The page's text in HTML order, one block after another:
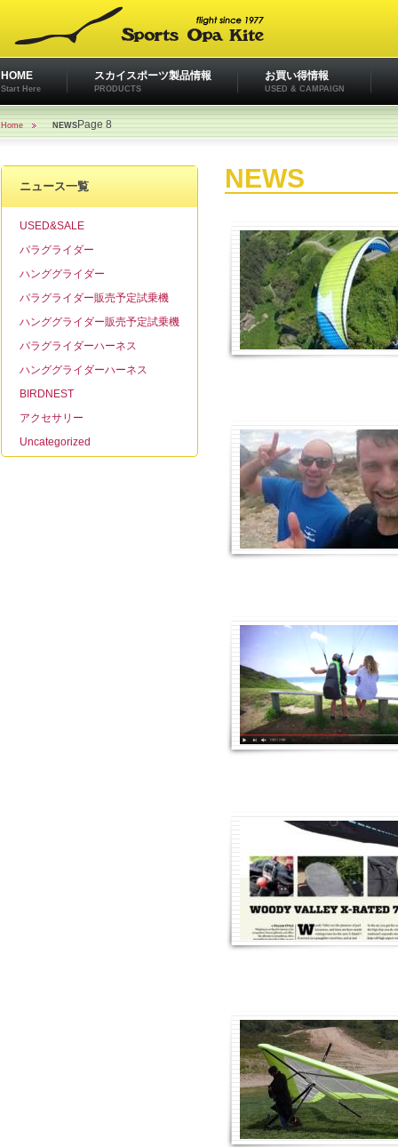
HOME
Start Here
スカイスポーツ製品情報
PRODUCTS
お買い得情報
USED & CAMPAIGN
Home NEWS Page 8
ニュース一覧
USED&SALE
パラグライダー
ハンググライダー
パラグライダー販売予定試乗機
ハンググライダー販売予定試乗機
パラグライダーハーネス
ハンググライダーハーネス
BIRDNEST
アクセサリー
Uncategorized
NEWS